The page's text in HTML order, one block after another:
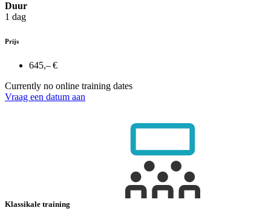
Duur
1 dag
Prijs
645,– €
Currently no online training dates
Vraag een datum aan
Klassikale training